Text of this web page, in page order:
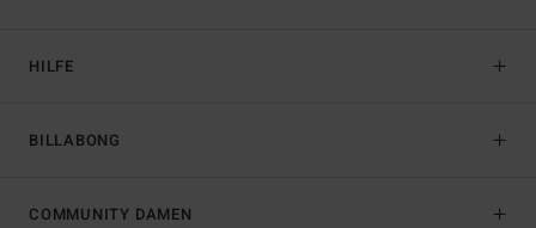
HILFE
BILLABONG
COMMUNITY DAMEN